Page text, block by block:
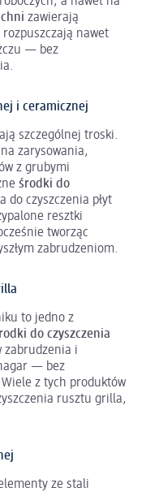
zawierają
nawet
— bez
i ceramicznej
szczególnej troski.
zarysowania,
z grubymi
środki do
do czyszczenia płyt
resztki
tworząc
zabrudzeniom.
to jedno z
do czyszczenia
zabrudzenia i
— bez
z tych produktów
rusztu grilla,
ze stali